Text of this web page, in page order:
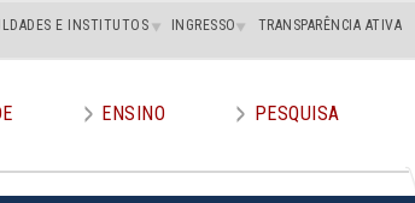
E INSTITUTOS INGRESSO TRANSPARÊNCIA ATIVA
ENSINO PESQUISA